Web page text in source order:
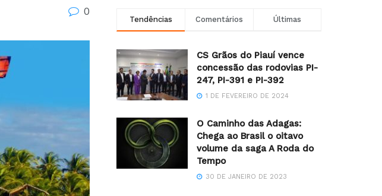
0
Tendências Comentários Últimas
CS Grãos do Piauí vence
concessão das rodovias PI-
247, PI-391 e PI-392
1 DE FEVEREIRO DE 2024
O Caminho das Adagas:
Chega ao Brasil o oitavo
volume da saga A Roda do
Tempo
30 DE JANEIRO DE 2023